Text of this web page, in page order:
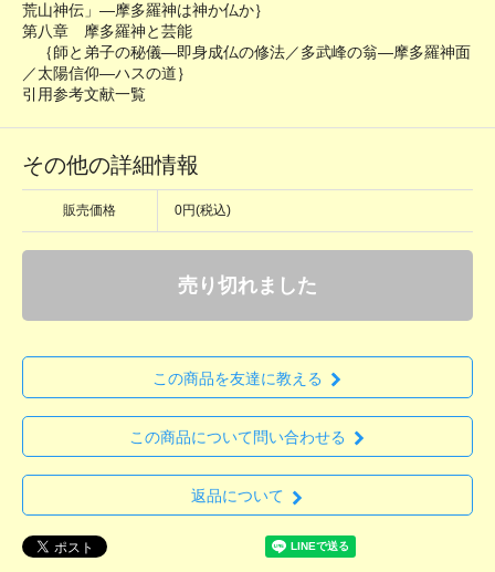
荒山神伝」―摩多羅神は神か仏か｝
第八章 摩多羅神と芸能
｛師と弟子の秘儀―即身成仏の修法／多武峰の翁―摩多羅神面
／太陽信仰―ハスの道｝
引用参考文献一覧
その他の詳細情報
販売価格 0円(税込)
売り切れました
この商品を友達に教える
この商品について問い合わせる
返品について